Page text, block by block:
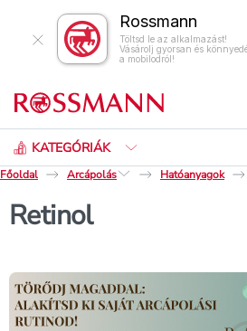
Rossmann
Töltsd le az alkalmazást!
Vásárolj gyorsan és
a mobilodról!
KATEGÓRIÁK
Keresés
Főoldal
Arcápolás Hatóanyagok
Retinol